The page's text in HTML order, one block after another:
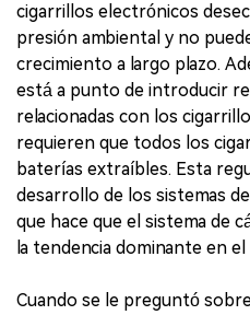
cigarrillos electrónicos
presión ambiental y no
crecimiento a largo plazo.
está a punto de introducir
relacionadas con los
requieren que todos los
baterías extraíbles. Esta
desarrollo de los sistemas
que hace que el sistema de
la tendencia dominante en
Cuando se le preguntó